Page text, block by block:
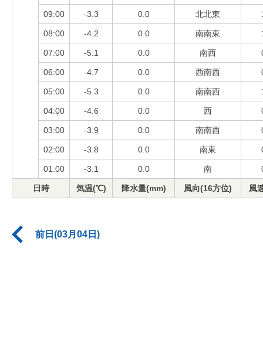
09:00 -3.3 0.0 北北東
08:00 -4.2 0.0 南南東
07:00 -5.1 0.0 南西
06:00 -4.7 0.0 西南西
05:00 -5.3 0.0 南南西
04:00 -4.6 0.0 西
03:00 -3.9 0.0 南南西
02:00 -3.8 0.0 南東
01:00 -3.1 0.0 南
日時 気温(℃) 降水量(mm) 風向(16方位) 風
前日(03月04日)